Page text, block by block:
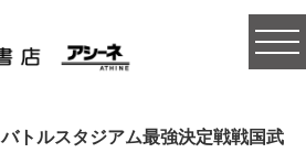
バトルスタジアム最強決定戦戦国武